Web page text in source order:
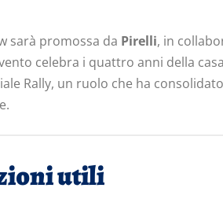
sarà promossa da Pirelli, in
celebra i quattro anni della
Rally, un ruolo che ha
utili